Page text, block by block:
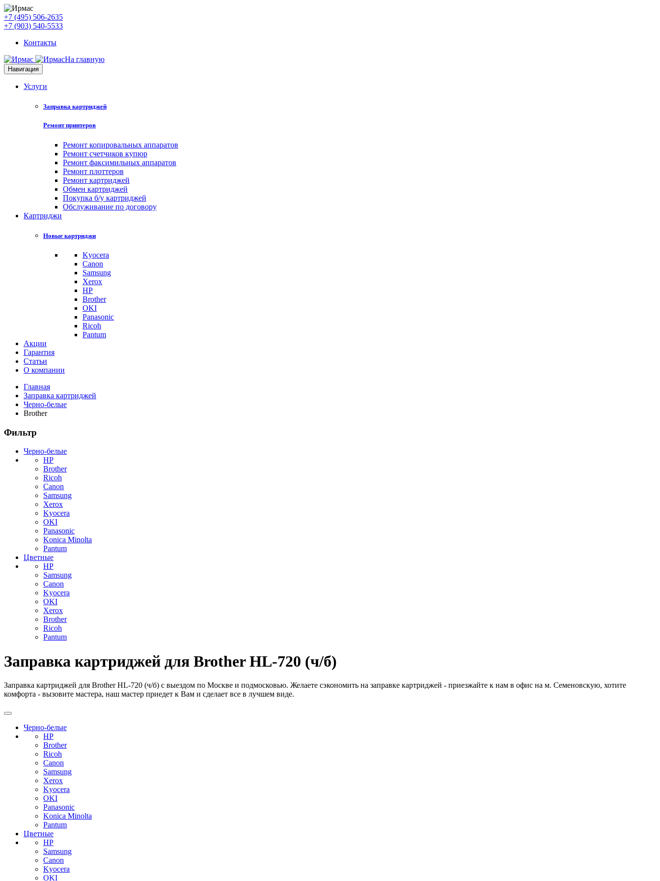
+7 (495) 506-2635
+7 (903) 540-5533
Контакты
На главную
Навигация
Услуги
Заправка картриджей
Ремонт принтеров
Ремонт копировальных аппаратов
Ремонт счетчиков купюр
Ремонт факсимильных аппаратов
Ремонт плоттеров
Ремонт картриджей
Обмен картриджей
Покупка б/у картриджей
Обслуживание по договору
Картриджи
Новые картриджи
Kyocera
Canon
Samsung
Xerox
HP
Brother
OKI
Panasonic
Ricoh
Pantum
Акции
Гарантия
Статьи
О компании
Главная
Заправка картриджей
Черно-белые
Brother
Фильтр
Черно-белые
HP
Brother
Ricoh
Canon
Samsung
Xerox
Kyocera
OKI
Panasonic
Konica Minolta
Pantum
Цветные
HP
Samsung
Canon
Kyocera
OKI
Xerox
Brother
Ricoh
Pantum
Заправка картриджей для Brother HL-720 (ч/б)
Заправка картриджей для Brother HL-720 (ч/б) с выездом по Москве и подмосковью. Желаете сэкономить на заправке картриджей - приезжайте к нам в офис на м. Семеновскую, хотите
комфорта - вызовите мастера, наш мастер приедет к Вам и сделает все в лучшем виде.
Черно-белые
HP
Brother
Ricoh
Canon
Samsung
Xerox
Kyocera
OKI
Panasonic
Konica Minolta
Pantum
Цветные
HP
Samsung
Canon
Kyocera
OKI